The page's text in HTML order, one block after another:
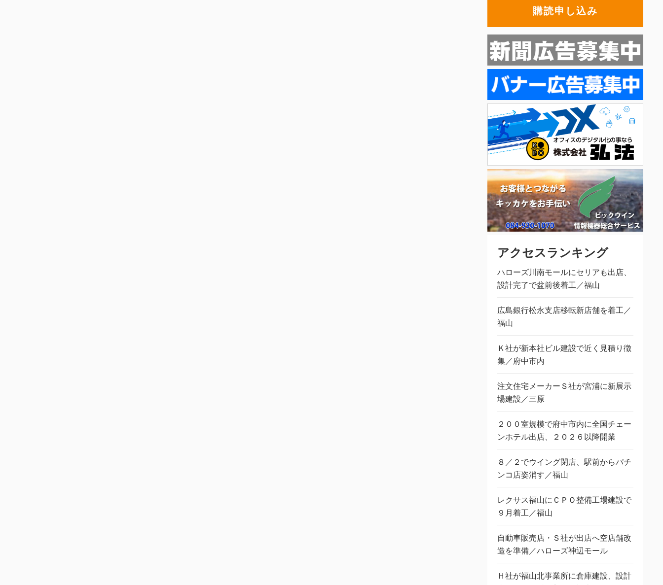
購読申し込み
アクセスランキング
ハローズ川南モールにセリアも出店、
設計完了で盆前後着工／福山
広島銀行松永支店移転新店舗を着工／
福山
Ｋ社が新本社ビル建設で近く見積り徴
集／府中市内
注文住宅メーカーＳ社が宮浦に新展示
場建設／三原
２００室規模で府中市内に全国チェー
ンホテル出店、２０２６以降開業
８／２でウイング閉店、駅前からパチ
ンコ店姿消す／福山
レクサス福山にＣＰＯ整備工場建設で
９月着工／福山
自動車販売店・Ｓ社が出店へ空店舗改
造を準備／ハローズ神辺モール
Ｈ社が福山北事業所に倉庫建設、設計